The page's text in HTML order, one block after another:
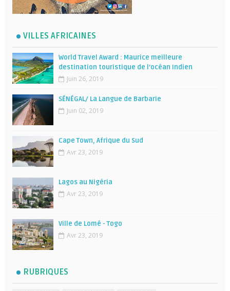
VILLES AFRICAINES
World Travel Award : Maurice meilleure
destination touristique de l’océan Indien
Juin 26, 2019
SÉNÉGAL/ La Langue de Barbarie
Juin 02, 2019
Cape Town, Afrique du Sud
Avr 23, 2019
Lagos au Nigéria
Avr 23, 2019
Ville de Lomé - Togo
Avr 23, 2019
RUBRIQUES